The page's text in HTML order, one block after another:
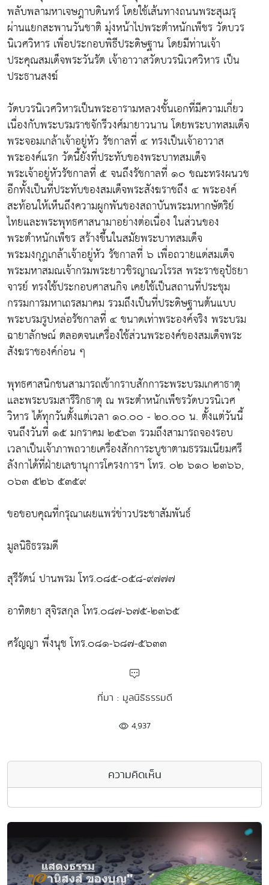
พลับพลามหาเจษฎาบดินทร์ โดยใช้เส้นทางถนนพระสุเมรุ
ผ่านแยกสะพานวันชาติ มุ่งหน้าไปพระตำหนักเพ็ชร วัดบวร
นิเวศวิหาร เพื่อประกอบพิธีประดิษฐาน โดยมีท่านเจ้า
ประคุณสมเด็จพระวันรัต เจ้าอาวาสวัดบวรนิเวศวิหาร เป็น
ประธานสงฆ์
วัดบวรนิเวศวิหารเป็นพระอารามหลวงชั้นเอกที่มีความเกี่ยว
เนื่องกับพระบรมราชจักรีวงศ์มายาวนาน โดยพระบาทสมเด็จ
พระจอมเกล้าเจ้าอยู่หัว รัชกาลที่ ๔ ทรงเป็นเจ้าอาวาส
พระองค์แรก วัดนี้ยังที่ประทับของพระบาทสมเด็จ
พระเจ้าอยู่หัวรัชกาลที่ ๕ จนถึงรัชกาลที่ ๑๐ ขณะทรงผนวช
อีกทั้งเป็นที่ประทับของสมเด็จพระสังฆราชถึง ๔ พระองค์
สะท้อนให้เห็นถึงความผูกพันของสถาบันพระมหากษัตริย์
ไทยและพระพุทธศาสนามาอย่างต่อเนื่อง ในส่วนของ
พระตำหนักเพ็ชร สร้างขึ้นในสมัยพระบาทสมเด็จ
พระมงกุฎเกล้าเจ้าอยู่หัว รัชกาลที่ ๖ เพื่อถวายแด่สมเด็จ
พระมหาสมณเจ้ากรมพระยาวชิรญาณวโรรส พระราชอุปัธยา
จารย์ ทรงใช้ประกอบศาสนกิจ เคยใช้เป็นสถานที่ประชุม
กรรมการมหาเถรสมาคม รวมถึงเป็นที่ประดิษฐานต้นแบบ
พระบรมรูปหล่อรัชกาลที่ ๔ ขนาดเท่าพระองค์จริง พระบรม
ฉายาลักษณ์ ตลอดจนเครื่องใช้ส่วนพระองค์ของสมเด็จพระ
สังฆราชองค์ก่อน ๆ
พุทธศาสนิกชนสามารถเข้ากราบสักการะพระบรมเกศาธาตุ
และพระบรมสารีริกธาตุ ณ พระตำหนักเพ็ชรวัดบวรนิเวศ
วิหาร ได้ทุกวันตั้งแต่เวลา ๑๐.๐๐ - ๒๐.๐๐ น. ตั้งแต่วันนี้
จนถึงวันที่ ๑๕ มกราคม ๒๕๖๓ รวมถึงสามารถจองรอบ
เวลาเป็นเจ้าภาพถวายเครื่องสักการะบูชาตามธรรมเนียมศรี
ลังกาได้ที่ฝ่ายเลขานุการโครงการฯ โทร. ๐๒ ๖๑๐ ๒๓๖๖,
๐๖๓ ๕๒๖ ๕๓๕๙
ขอขอบคุณที่กรุณาเผยแพร่ข่าวประชาสัมพันธ์
มูลนิธิธรรมดี
สุรีรัตน์ ปานพรม โทร.๐๘๕-๐๕๘-๙๗๗๗
อาทิตยา สุจิรสกุล โทร.๐๘๗-๖๗๕-๒๓๖๕
ศรัญญา พึ่งนุช โทร.๐๘๑-๖๘๗-๕๖๓๓
ที่มา : มูลนิธิธรรมดี
4,937
ความคิดเห็น